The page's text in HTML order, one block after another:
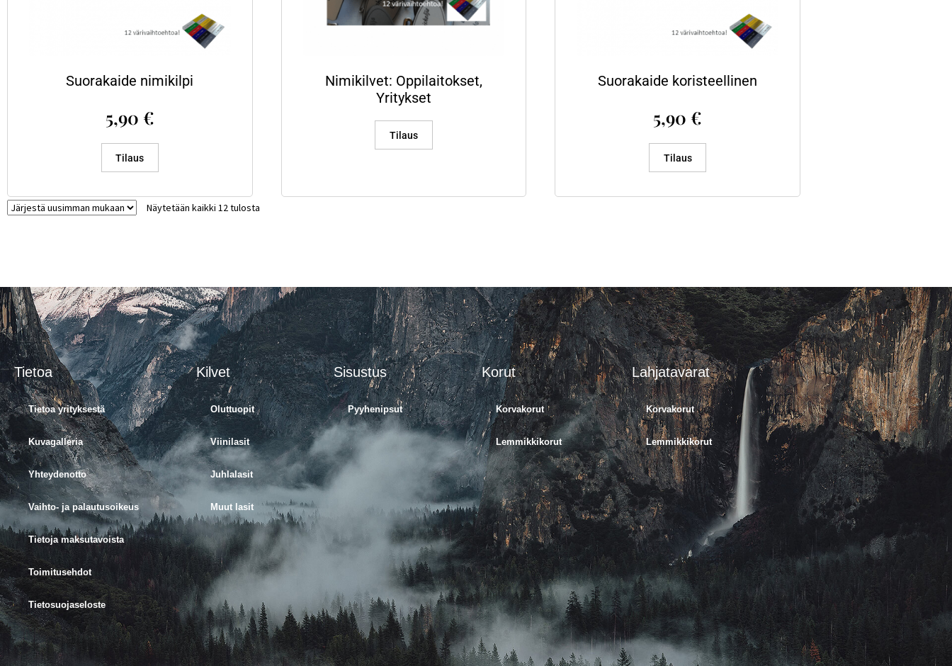
Suorakaide nimikilpi
5,90 €
Tilaus
Nimikilvet: Oppilaitokset,
Yritykset
Tilaus
Suorakaide koristeellinen
5,90€
Tilaus
Näytetään kaikki 12 tulosta
Tietoa
Tietoa yrityksestä
Kuvagalleria
Yhteydenotto
Vaihto- ja palautusoikeus
Tietoja maksutavoista
Toimitusehdot
Tietosuojaseloste
Kilvet
Oluttuopit
Viinilasit
Juhlalasit
Muut lasit
Sisustus
Pyyhenipsut
Korut
Korvakorut
Lemmikkikorut
Lahjatavarat
Korvakorut
Lemmikkikorut